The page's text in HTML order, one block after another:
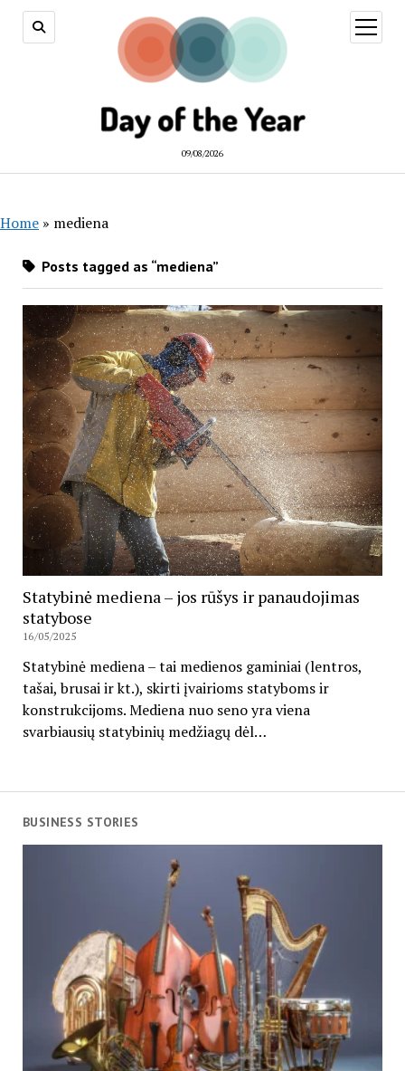
09/08/2026
open
menu
BUSINESS STORIES
Home » mediena
Posts tagged as “mediena”
Statybinė mediena – jos rūšys ir panaudojimas
statybose
16/05/2025
Statybinė mediena – tai medienos gaminiai (lentros,
tašai, brusai ir kt.), skirti įvairioms statyboms ir
konstrukcijoms. Mediena nuo seno yra viena
svarbiausių statybinių medžiagų dėl…